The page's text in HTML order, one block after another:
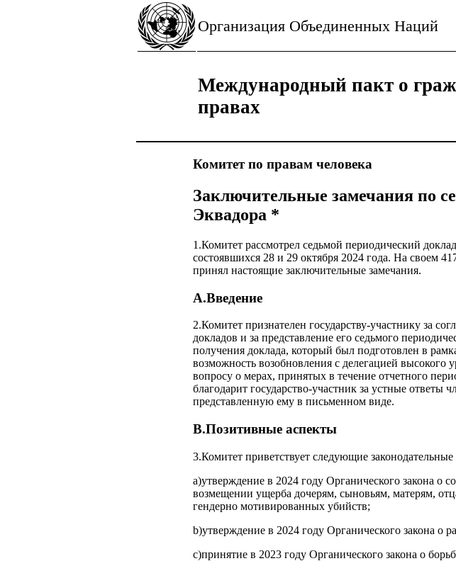
Организация Объединенных Наций
Международный пакт о
правах
Комитет по правам человека
Заключительные замечания по
Эквадора *
1.Комитет рассмотрел седьмой периодический
состоявшихся 28 и 29 октября 2024 года. На своем
принял настоящие заключительные замечания.
A.Введение
2.Комитет признателен государству-участнику за
докладов и за представление его седьмого
получения доклада, который был подготовлен в
возможность возобновления с делегацией высокого
вопросу о мерах, принятых в течение отчетного
благодарит государство-участник за устные
представленную ему в письменном виде.
B.Позитивные аспекты
3.Комитет приветствует следующие
a)утверждение в 2024 году Органического закона о
возмещении ущерба дочерям, сыновьям, матерям,
гендерно мотивированных убийств;
b)утверждение в 2024 году Органического закона о
c)принятие в 2023 году Органического закона о